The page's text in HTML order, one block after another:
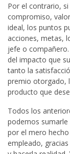
Por el contrario,
compromiso,
ideal, los puntos
acciones, metas,
jefe o
del impacto que
tanto la
premio otorgado,
producto que
Todos los
podemos
por el mero
empleado,